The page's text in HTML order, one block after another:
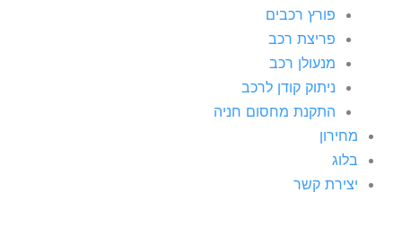
פורץ רכבים
פריצת רכב
מנעולן רכב
ניתוק קודן לרכב
התקנת מחסום חניה
מחירון
בלוג
יצירת קשר